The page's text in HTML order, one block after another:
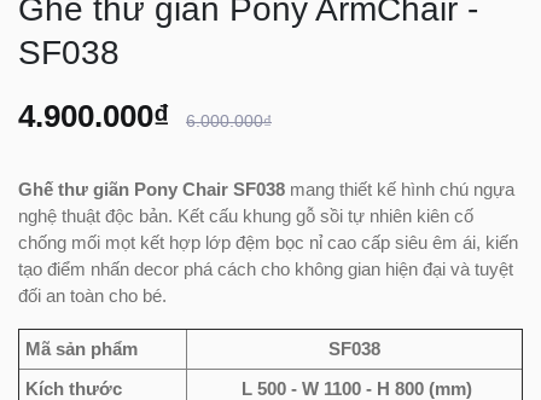
Ghế thư giãn Pony ArmChair -
SF038
4.900.000₫ 6.000.000₫
Ghế thư giãn Pony Chair SF038 mang thiết kế hình chú ngựa
nghệ thuật độc bản. Kết cấu khung gỗ sồi tự nhiên kiên cố
chống mối mọt kết hợp lớp đệm bọc nỉ cao cấp siêu êm ái, kiến
tạo điểm nhấn decor phá cách cho không gian hiện đại và tuyệt
đối an toàn cho bé.
Mã sản phẩm
SF038
Kích thước
L 500 - W 1100 - H 800 (mm)